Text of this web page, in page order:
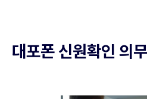
대포폰 신원확인 의